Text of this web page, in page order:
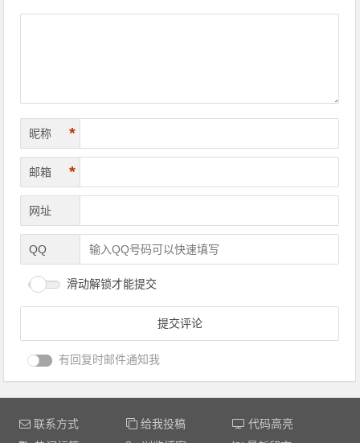
昵称 *
邮箱 *
网址
QQ
滑动解锁才能提交
有回复时邮件通知我
联系方式 给我投稿
代码高亮